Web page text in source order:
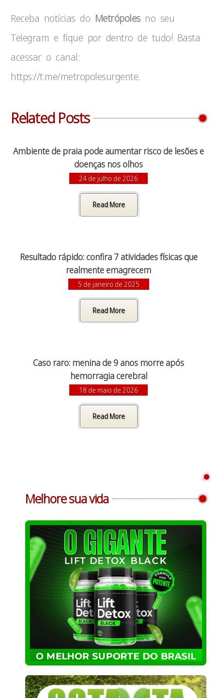
Receba notícias do Metrópolesno seu
Telegram e fique por dentro de tudo! Basta
acessar o canal:
https://t.me/metropolesurgente.
Related Posts
Ambiente de praia pode aumentar risco de lesões e
doenças nos olhos
24 de julho de 2026
Read More
Resultado rápido: confira 7 atividades físicas que
realmente emagrecem
5 de janeiro de 2025
Read More
Caso raro: menina de 9 anos morre após
hemorragia cerebral
18 de maio de 2026
Read More
Melhore sua vida